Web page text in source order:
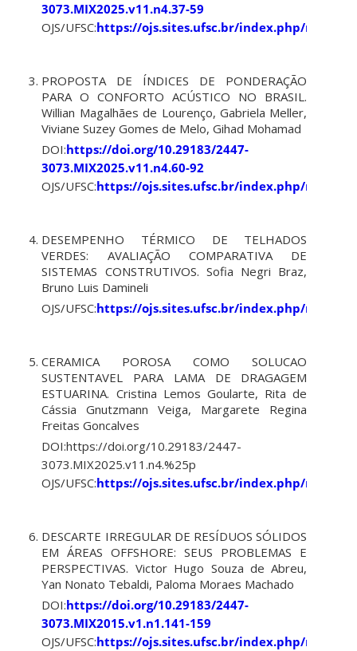
3073.MIX2025.v11.n4.37-59
OJS/UFSC:https://ojs.sites.ufsc.br/index.php/
PROPOSTA DE ÍNDICES DE PONDERAÇÃO
PARA O CONFORTO ACÚSTICO NO BRASIL.
Willian Magalhães de Lourenço, Gabriela Meller,
Viviane Suzey Gomes de Melo, Gihad Mohamad
DOI:https://doi.org/10.29183/2447-
3073.MIX2025.v11.n4.60-92
OJS/UFSC:https://ojs.sites.ufsc.br/index.php/
DESEMPENHO TÉRMICO DE TELHADOS
VERDES: AVALIAÇÃO COMPARATIVA DE
SISTEMAS CONSTRUTIVOS. Sofia Negri Braz,
Bruno Luis Damineli
OJS/UFSC:https://ojs.sites.ufsc.br/index.php/
CERAMICA POROSA COMO SOLUCAO
SUSTENTAVEL PARA LAMA DE DRAGAGEM
ESTUARINA. Cristina Lemos Goularte, Rita de
Cássia Gnutzmann Veiga, Margarete Regina
Freitas Goncalves
DOI:https://doi.org/10.29183/2447-
3073.MIX2025.v11.n4.%25p
OJS/UFSC:https://ojs.sites.ufsc.br/index.php/
DESCARTE IRREGULAR DE RESÍDUOS SÓLIDOS
EM ÁREAS OFFSHORE: SEUS PROBLEMAS E
PERSPECTIVAS. Victor Hugo Souza de Abreu,
Yan Nonato Tebaldi, Paloma Moraes Machado
DOI:https://doi.org/10.29183/2447-
3073.MIX2015.v1.n1.141-159
OJS/UFSC:https://ojs.sites.ufsc.br/index.php/